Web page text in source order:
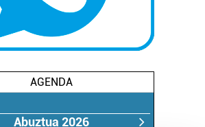
AGENDA
Abuztua 2026